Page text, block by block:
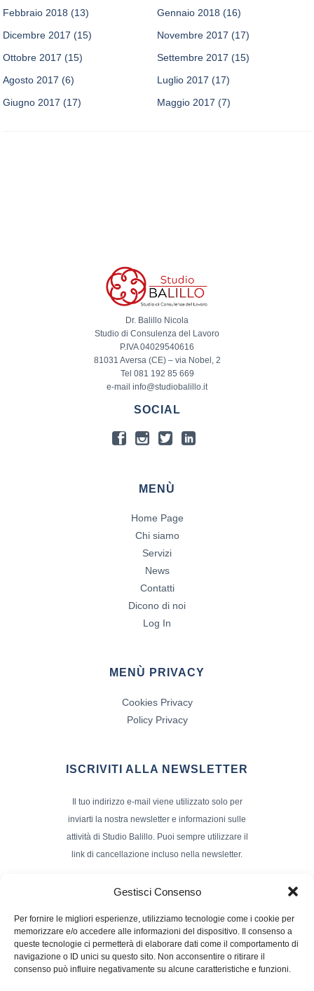
Gestisci Consenso
Per fornire le migliori esperienze, utilizziamo tecnologie come i cookie per
memorizzare e/o accedere alle informazioni del dispositivo. Il consenso a
queste tecnologie ci permetterà di elaborare dati come il comportamento di
navigazione o ID unici su questo sito. Non acconsentire o ritirare il
consenso può influire negativamente su alcune caratteristiche e funzioni.
Febbraio 2018 (13) Gennaio 2018 (16)
Dicembre 2017 (15) Novembre 2017 (17)
Ottobre 2017 (15) Settembre 2017 (15)
Agosto 2017 (6) Luglio 2017 (17)
Giugno 2017 (17) Maggio 2017 (7)
Dr. Balillo Nicola
Studio di Consulenza del Lavoro
P.IVA 04029540616
81031 Aversa (CE) – via Nobel, 2
Tel 081 192 85 669
e-mail info@studiobalillo.it
SOCIAL
MENÙ
Home Page
Chi siamo
Servizi
News
Contatti
Dicono di noi
Log In
MENÙ PRIVACY
Cookies Privacy
Policy Privacy
ISCRIVITI ALLA NEWSLETTER
Il tuo indirizzo e-mail viene utilizzato solo per
inviarti la nostra newsletter e informazioni sulle
attività di Studio Balillo. Puoi sempre utilizzare il
link di cancellazione incluso nella newsletter.
Nome e Cognome